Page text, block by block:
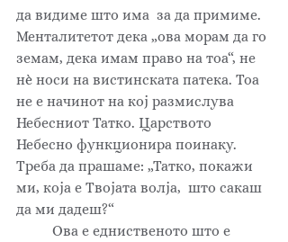
да видиме што има  за да примиме.
Менталитетот дека „ова морам да го
земам, дека имам право на тоа“, не
нѐ носи на вистинската патека. Тоа
не е начинот на кој размислува
Небесниот Татко. Царството
Небесно функционира поинаку.
Треба да прашаме: „Татко, покажи
ми, која е Твојата волја,  што сакаш
да ми дадеш?“